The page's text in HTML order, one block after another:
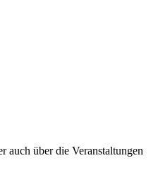
auch über die Veranstaltungen